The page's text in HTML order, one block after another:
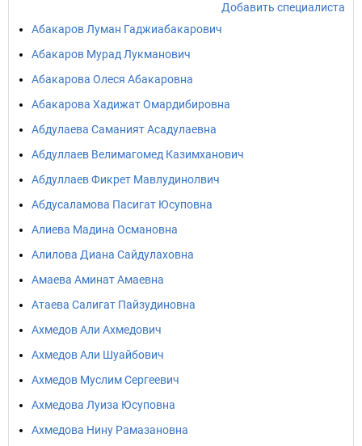
Добавить специалиста
Абакаров Луман Гаджиабакарович
Абакаров Мурад Лукманович
Абакарова Олеся Абакаровна
Абакарова Хадижат Омардибировна
Абдулаева Саманият Асадулаевна
Абдуллаев Велимагомед Казимханович
Абдуллаев Фикрет Мавлудинолвич
Абдусаламова Пасигат Юсуповна
Алиева Мадина Османовна
Алилова Диана Сайдулаховна
Амаева Аминат Амаевна
Атаева Салигат Пайзудиновна
Ахмедов Али Ахмедович
Ахмедов Али Шуайбович
Ахмедов Муслим Сергеевич
Ахмедова Луиза Юсуповна
Ахмедова Нину Рамазановна